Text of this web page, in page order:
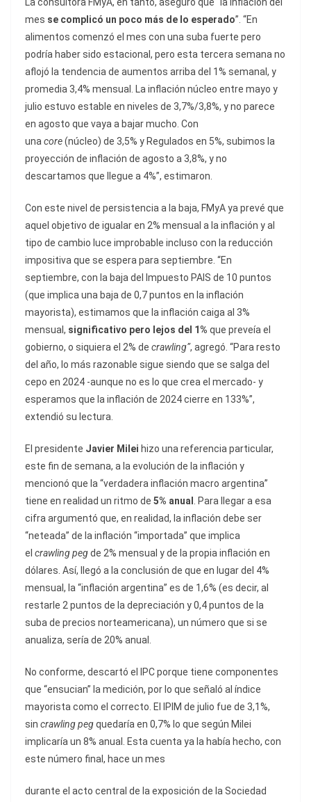
La consultora FMyA, en tanto, aseguró que “la inflación del
mes se complicó un poco más de lo esperado”. “En
alimentos comenzó el mes con una suba fuerte pero
podría haber sido estacional, pero esta tercera semana no
aflojó la tendencia de aumentos arriba del 1% semanal, y
promedia 3,4% mensual. La inflación núcleo entre mayo y
julio estuvo estable en niveles de 3,7%/3,8%, y no parece
en agosto que vaya a bajar mucho. Con
unacore(núcleo) de 3,5% y Regulados en 5%, subimos la
proyección de inflación de agosto a 3,8%, y no
descartamos que llegue a 4%”, estimaron.
Con este nivel de persistencia a la baja, FMyA ya prevé que
aquel objetivo de igualar en 2% mensual a la inflación y al
tipo de cambio luce improbable incluso con la reducción
impositiva que se espera para septiembre. “En
septiembre, con la baja del Impuesto PAIS de 10 puntos
(que implica una baja de 0,7 puntos en la inflación
mayorista), estimamos que la inflación caiga al 3%
mensual, significativo pero lejos del 1% que preveía el
gobierno, o siquiera el 2% de crawling”, agregó. “Para resto
del año, lo más razonable sigue siendo que se salga del
cepo en 2024 -aunque no es lo que crea el mercado- y
esperamos que la inflación de 2024 cierre en 133%”,
extendió su lectura.
El presidente Javier Milei hizo una referencia particular,
este fin de semana, a la evolución de la inflación y
mencionó que la “verdadera inflación macro argentina”
tiene en realidad un ritmo de 5% anual . Para llegar a esa
cifra argumentó que, en realidad, la inflación debe ser
“neteada” de la inflación “importada” que implica
el crawling pegde 2% mensual y de la propia inflación en
dólares. Así, llegó a la conclusión de que en lugar del 4%
mensual, la “inflación argentina” es de 1,6% (es decir, al
restarle 2 puntos de la depreciación y 0,4 puntos de la
suba de precios norteamericana), un número que si se
anualiza, sería de 20% anual.
No conforme, descartó el IPC porque tiene componentes
que “ensucian” la medición, por lo que señaló al índice
mayorista como el correcto. El IPIM de julio fue de 3,1%,
sin crawling pegquedaría en 0,7% lo que según Milei
implicaría un 8% anual. Esta cuenta ya la había hecho, con
este número final, hace un mes
durante el acto central de la exposición de la Sociedad